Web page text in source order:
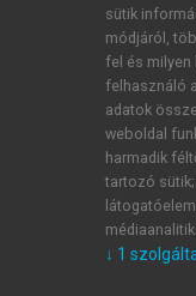
ÚJ FIÓK
1 óra díjmentes
E-MAIL-CÍM
sütik
módjáról,
fel és milyen
felhasználó
adatok
weboldal
harmadik
tartozó
↓ 1